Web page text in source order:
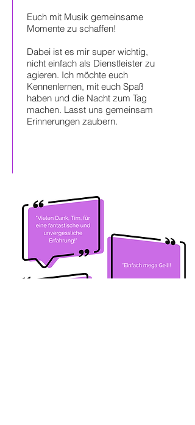
Euch mit Musik gemeinsame
Momente zu schaffen!
​Dabei ist es mir super wichtig,
nicht einfach als Dienstleister zu
agieren. Ich möchte euch
Kennenlernen, mit euch Spaß
haben und die Nacht zum Tag
machen. Lasst uns gemeinsam
Erinnerungen zaubern.